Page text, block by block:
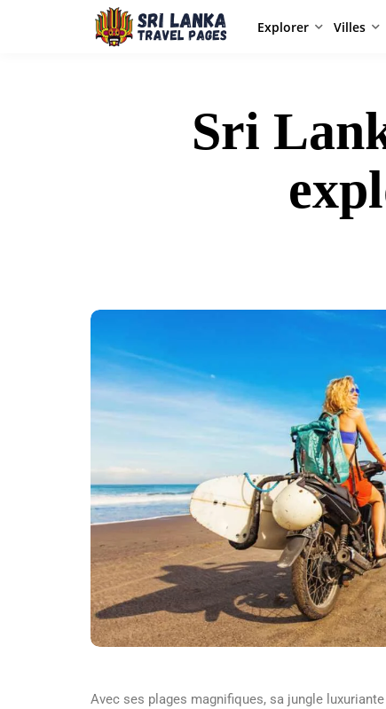
Explorer Villes
Sri
Avec ses plages magnifiques, sa jungle